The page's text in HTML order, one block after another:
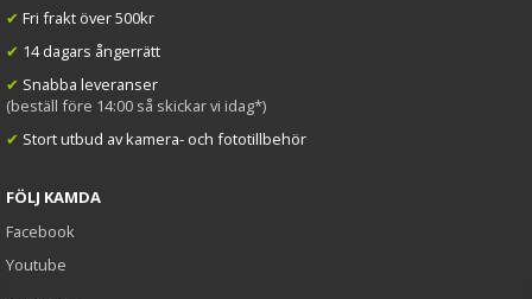
✔ Fri frakt över 500kr
✔ 14 dagars ångerrätt
✔ Snabba leveranser
(beställ före 14:00 så skickar vi idag*)
✔ Stort utbud av kamera- och fototillbehör
FÖLJ KAMDA
Facebook
Youtube